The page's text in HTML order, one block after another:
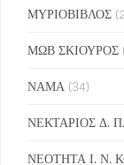
ΜΥΡΙΟΒΙΒΛΟΣ
ΜΩΒ ΣΚΙΟΥΡΟΣ
ΝΑΜΑ (34)
ΝΕΚΤΑΡΙΟΣ Δ.
ΝΕΟΤΗΤΑ Ι. Ν.